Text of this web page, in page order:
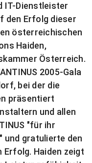
IT-Dienstleister
den Erfolg dieser
österreichischen
Haiden,
Österreich.
2005-Gala
bei der die
präsentiert
und allen
"für ihr
und gratulierte den
Erfolg. Haiden zeigt